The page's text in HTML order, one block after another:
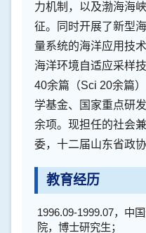
力机制，以及渤海海
征。同时开展了新型
量系统的海洋应用技
海洋环境自适应采样
40余篇（Sci 20余篇
学基金、国家重点研
余项。现担任的社会
委，十二届山东省政协
教育经历
1996.09-1999.07，中
院，博士研究生；